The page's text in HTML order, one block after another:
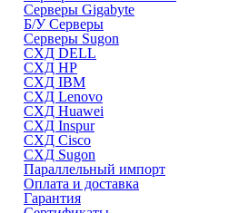
Серверы Gigabyte
Б/У Серверы
Серверы Sugon
СХД DELL
СХД HP
СХД IBM
СХД Lenovo
СХД Huawei
СХД Inspur
СХД Cisco
СХД Sugon
Параллельный импорт
Оплата и доставка
Гарантия